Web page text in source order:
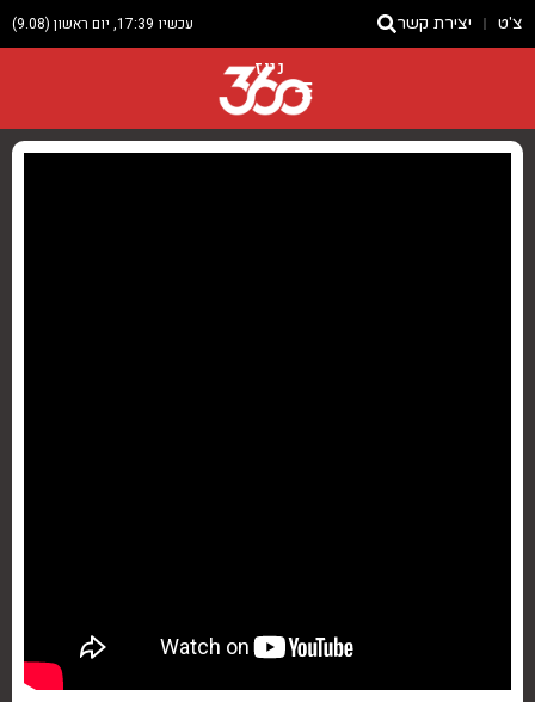
צ'ט יצירת קשר עכשיו 17:39, יום ראשון (9.08)
ניוז